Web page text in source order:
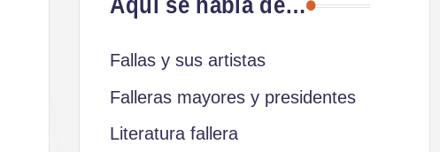
Aquí se habla de…
Fallas y sus artistas
Falleras mayores y presidentes
Literatura fallera